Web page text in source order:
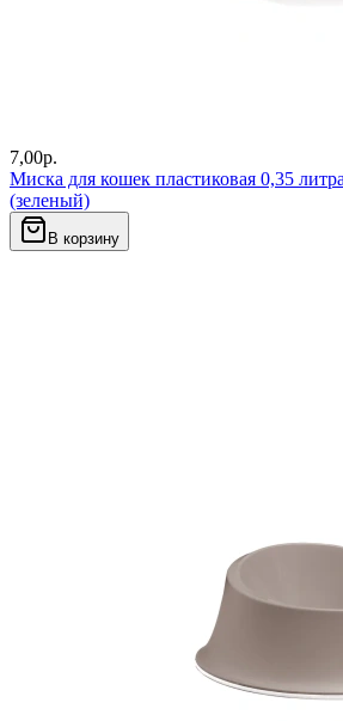
7,00р.
Миска для кошек пластиковая 0,35
(зеленый)
В корзину